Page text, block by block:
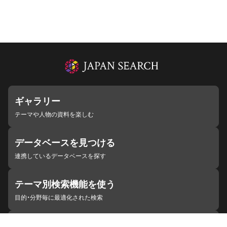
ギャラリー
テーマや人物の資料を楽しむ
データベースを見つける
連携しているデータベースを探す
テーマ別検索機能を使う
目的・分野毎に最適化された検索